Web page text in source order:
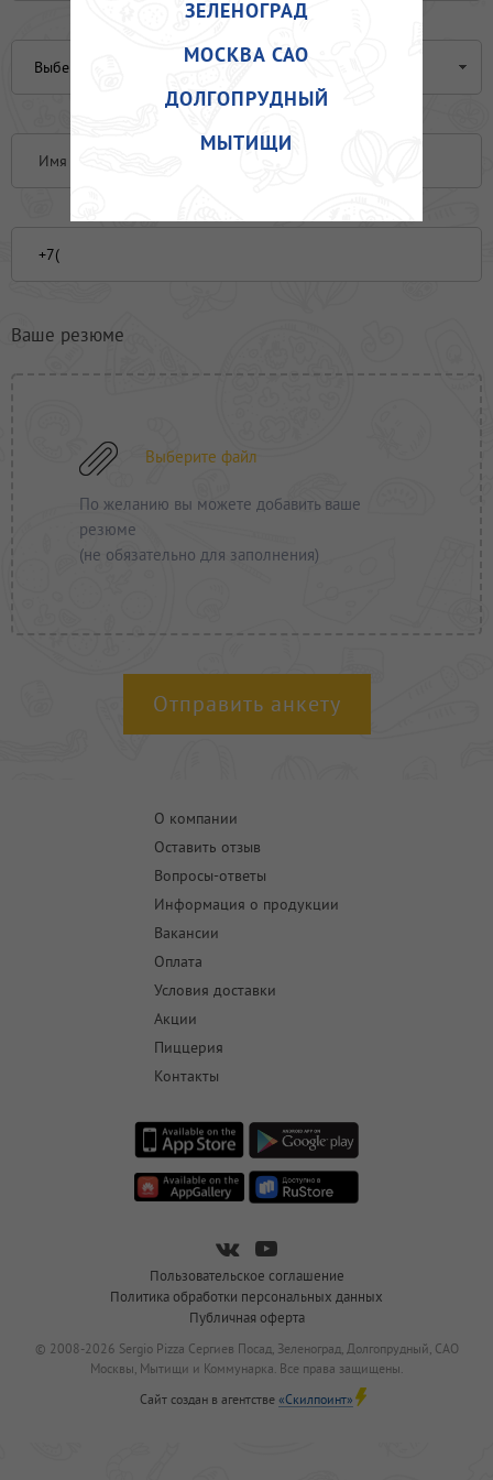
ЗЕЛЕНОГРАД
МОСКВА САО
ДОЛГОПРУДНЫЙ
МЫТИЩИ
ПРОЧЕЕ
ПИЦЦЕРИЯ
АКЦИИ
Выберите файл
По желанию вы можете добавить ваше
резюме
(не обязательно для заполнения)
О компании
Оставить отзыв
Вопросы-ответы
Информация о продукции
Вакансии
Оплата
Условия доставки
Акции
Пиццерия
Контакты
Пользовательское соглашение
Политика обработки персональных данных
Публичная оферта
© 2008-2026 Sergio Pizza Сергиев Посад, Зеленоград, Долгопрудный, САО
Москвы, Мытищи и Коммунарка. Все права защищены.
Сайт создан в агентстве «Скилпоинт»